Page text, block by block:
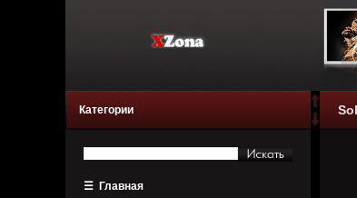
Категории
☰ Главная